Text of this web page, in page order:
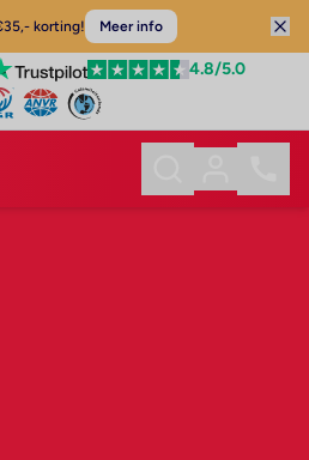
korting! Meer info
4.8/5.0